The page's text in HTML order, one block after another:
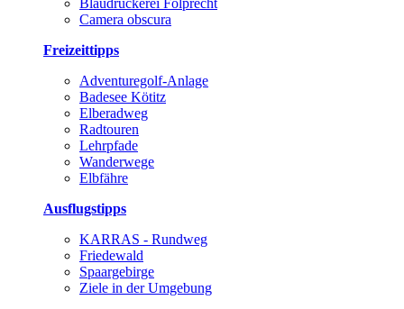
Camera obscura
Freizeittipps
Adventuregolf-Anlage
Badesee Kötitz
Elberadweg
Radtouren
Lehrpfade
Wanderwege
Elbfähre
Ausflugstipps
KARRAS - Rundweg
Friedewald
Spaargebirge
Ziele in der Umgebung